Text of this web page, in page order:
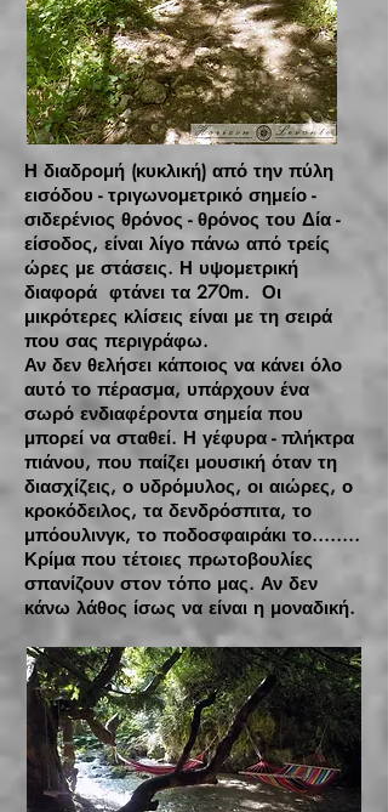
Η διαδρομή (κυκλική) από την πύλη
εισόδου - τριγωνομετρικό σημείο -
σιδερένιος θρόνος - θρόνος του Δία -
είσοδος, είναι λίγο πάνω από τρείς
ώρες με στάσεις. Η υψομετρική
διαφορά φτάνει τα 270m. Οι
μικρότερες κλίσεις είναι με τη σειρά
που σας περιγράφω.
Αν δεν θελήσει κάποιος να κάνει όλο
αυτό το πέρασμα, υπάρχουν ένα
σωρό ενδιαφέροντα σημεία που
μπορεί να σταθεί. Η γέφυρα - πλήκτρα
πιάνου, που παίζει μουσική όταν τη
διασχίζεις, ο υδρόμυλος, οι αιώρες, ο
κροκόδειλος, τα δενδρόσπιτα, το
μπόουλινγκ, το ποδοσφαιράκι το........
Κρίμα που τέτοιες πρωτοβουλίες
σπανίζουν στον τόπο μας. Αν δεν
κάνω λάθος ίσως να είναι η μοναδική.